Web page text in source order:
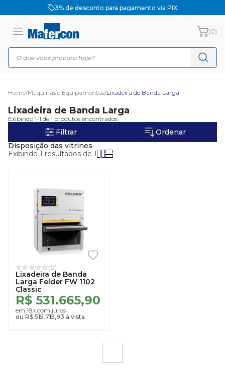
3% de desconto para pagamento via PIX
(0)
Home/Máquinas e Equipamentos/Lixadeira de Banda Larga
Lixadeira de Banda Larga
Exibindo 1-1 de 1 produtos encontrados
Filtrar
Ordenar
Disposição das vitrines
Exibindo 1 resultados de 1
(0)
Lixadeira de Banda
Larga Felder FW 1102
Classic
R$ 531.665,90
em 18x com juros
ou R$ 515.715,93 à vista